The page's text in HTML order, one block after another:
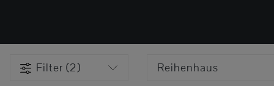
Filter (2) Reihenhaus